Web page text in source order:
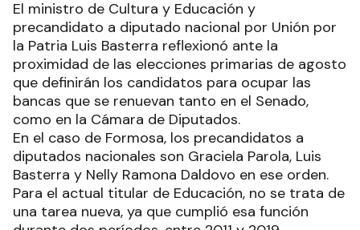
El ministro de Cultura y Educación y
precandidato a diputado nacional por Unión por
la Patria Luis Basterra reflexionó ante la
proximidad de las elecciones primarias de agosto
que definirán los candidatos para ocupar las
bancas que se renuevan tanto en el Senado,
como en la Cámara de Diputados.
En el caso de Formosa, los precandidatos a
diputados nacionales son Graciela Parola, Luis
Basterra y Nelly Ramona Daldovo en ese orden.
Para el actual titular de Educación, no se trata de
una tarea nueva, ya que cumplió esa función